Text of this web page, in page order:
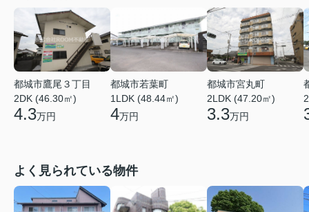
都城市鷹尾３丁目
2DK (46.30㎡)
4.3万円
都城市若葉町
1LDK (48.44㎡)
4万円
都城市宮丸町
2LDK (47.20㎡)
3.3万円
よく見られている物件